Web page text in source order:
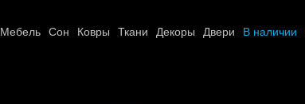
Мебель Сон Ковры Ткани Декоры Двери В наличии